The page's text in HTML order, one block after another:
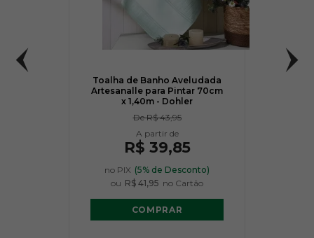
Toalha de Banho Aveludada
Artesanalle para Pintar 70cm
x 1,40m - Dohler
DeR$ 43,95
R$ 39,85
no PIX (5% de Desconto)
ou R$ 41,95 no Cartão
COMPRAR